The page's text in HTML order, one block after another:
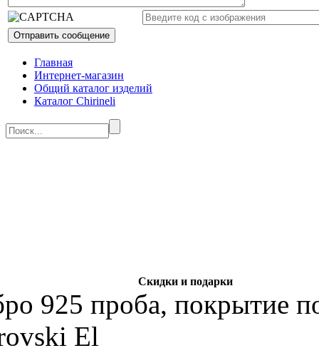
Главная
Интернет-магазин
Общий каталог изделий
Каталог Chirineli
Скидки и подарки
925 проба, покрытие
El